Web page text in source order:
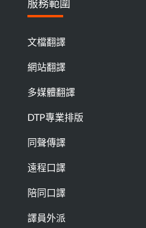
服務範圍
文檔翻譯
網站翻譯
多媒體翻譯
DTP專業排版
同聲傳譯
遠程口譯
陪同口譯
譯員外派